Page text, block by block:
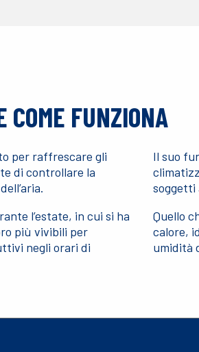
COME FUNZIONA
per raffrescare gli
di controllare la
l’estate, in cui si ha
più vivibili per
negli orari di
Il suo
soggetti
Quello
calore,
umidità